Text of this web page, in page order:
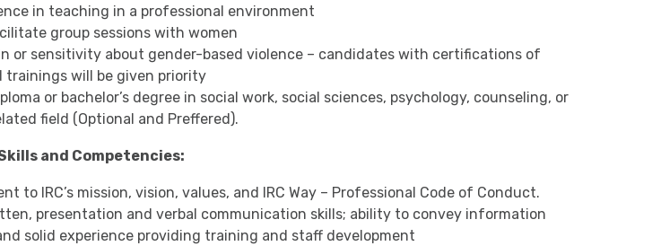
in teaching in a professional environment
group sessions with women
or sensitivity about gender-based violence – candidates with certifications of
trainings will be given priority
or bachelor’s degree in social work, social sciences, psychology, counseling, or
field (Optional and Preffered).
and Competencies:
to IRC’s mission, vision, values, and IRC Way – Professional Code of Conduct.
presentation and verbal communication skills; ability to convey information
solid experience providing training and staff development